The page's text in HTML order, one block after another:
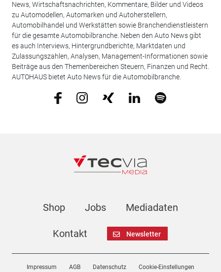
News, Wirtschaftsnachrichten, Kommentare, Bilder und Videos
zu Automodellen, Automarken und Autoherstellern,
Automobilhandel und Werkstätten sowie Branchendienstleistern
für die gesamte Automobilbranche. Neben den Auto News gibt
es auch Interviews, Hintergrundberichte, Marktdaten und
Zulassungszahlen, Analysen, Management-Informationen sowie
Beiträge aus den Themenbereichen Steuern, Finanzen und Recht.
AUTOHAUS bietet Auto News für die Automobilbranche.
Shop Jobs Mediadaten
Kontakt Newsletter
Impressum AGB Datenschutz Cookie-Einstellungen